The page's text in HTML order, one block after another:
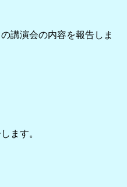
講演会の内容を報告しま
ます。